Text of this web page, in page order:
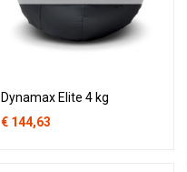
Dynamax Elite 4 kg
€ 144,63